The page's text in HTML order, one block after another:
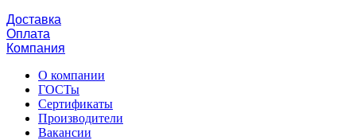
Доставка
Оплата
Компания
О компании
ГОСТы
Сертификаты
Производители
Вакансии